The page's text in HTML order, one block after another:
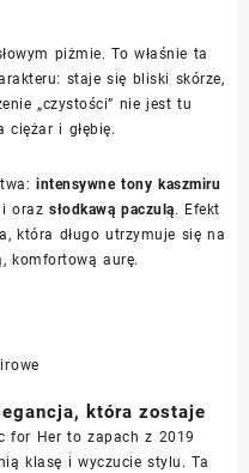
piżmie. To właśnie ta
staje się bliski skórze,
„czystości” nie jest tu
i głębię.
intensywne tony kaszmiru
orazsłodkawą paczulą. Efekt
która długo utrzymuje się na
komfortową aurę.
która zostaje
for Her to zapach z 2019
klasę i wyczucie stylu. Ta